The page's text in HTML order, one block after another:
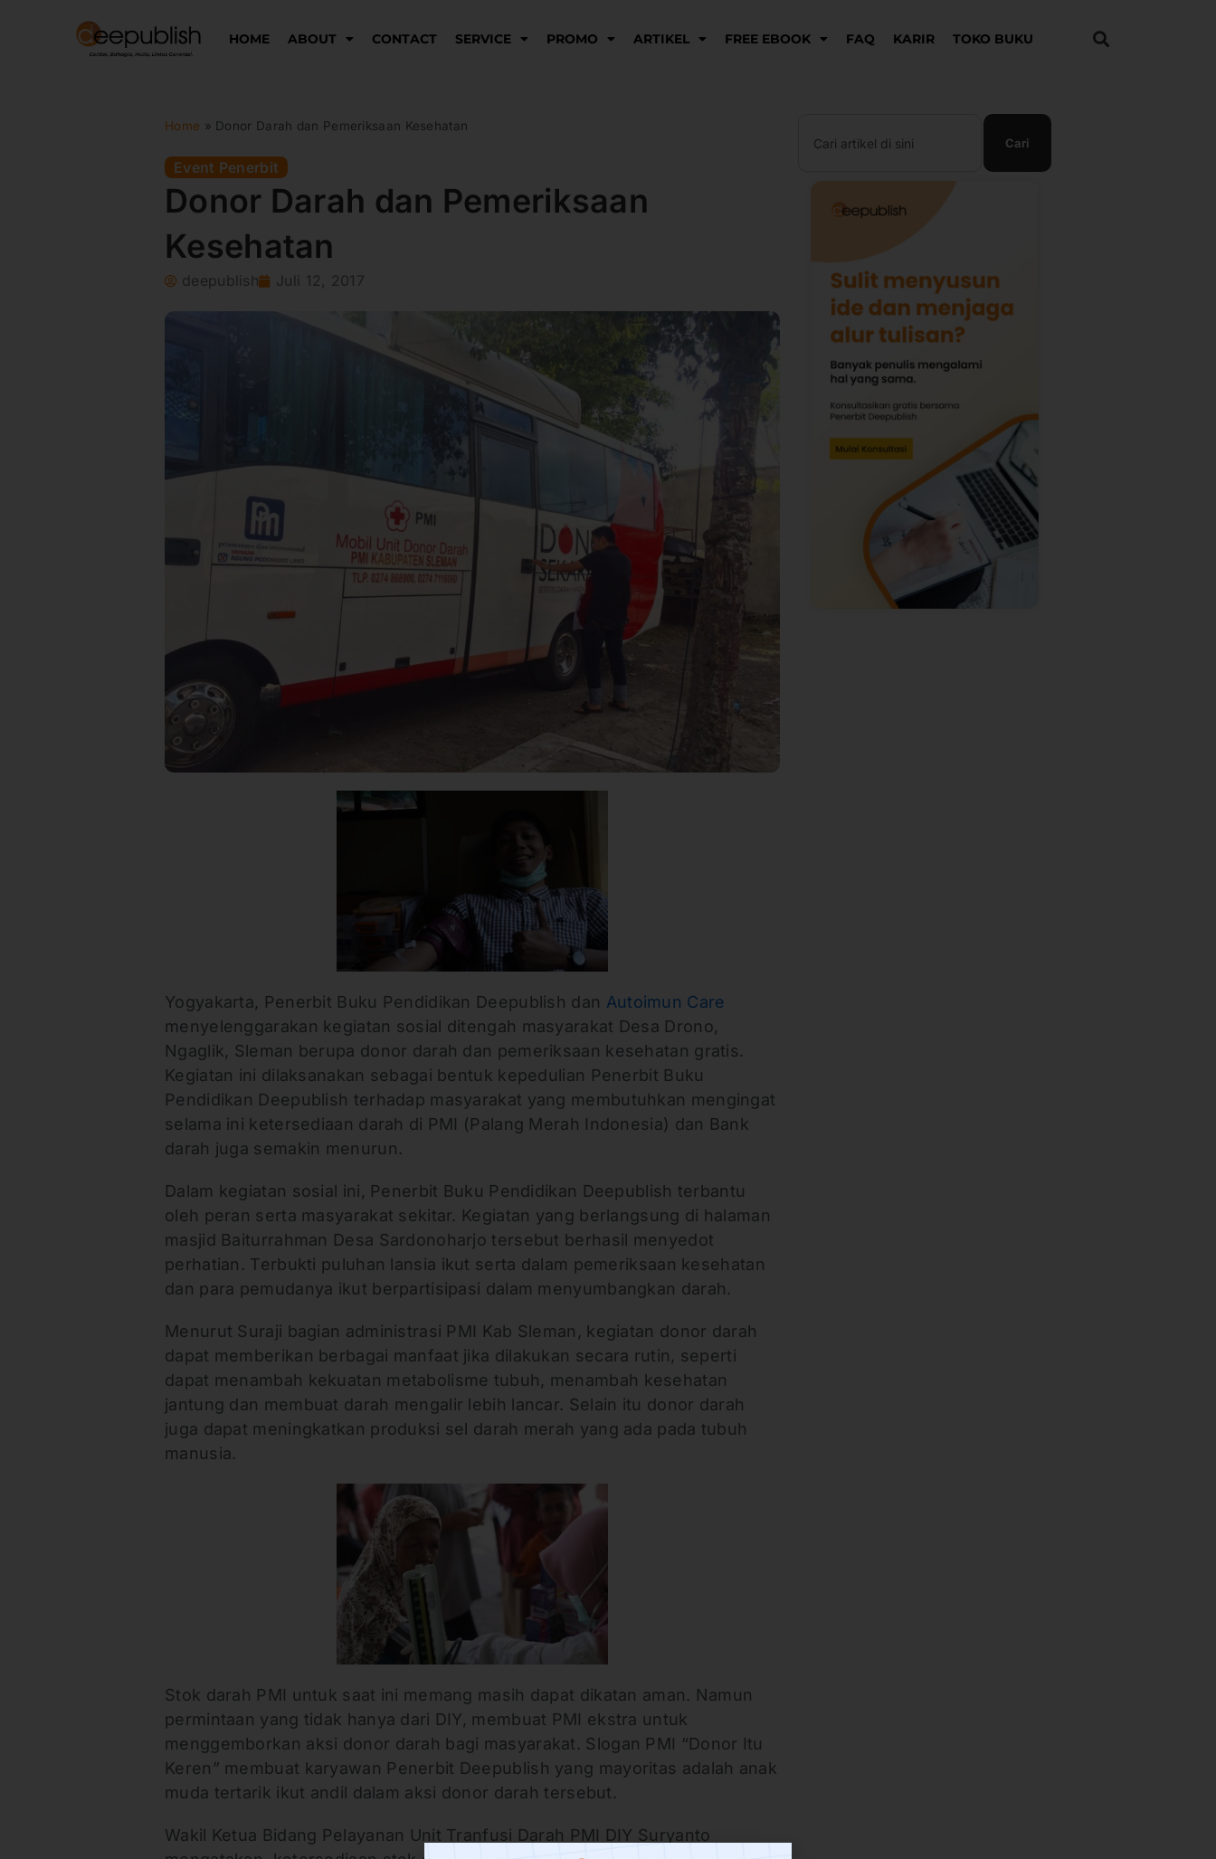
HOME ABOUT CONTACT SERVICE PROMO ARTIKEL FREE EBOOK FAQ KARIR TOKO BUKU
Home » Donor Darah dan Pemeriksaan Kesehatan
Event Penerbit
Donor Darah dan Pemeriksaan
Kesehatan
deepublish Juli 12, 2017
Yogyakarta, Penerbit Buku Pendidikan Deepublish dan Autoimun Care
menyelenggarakan kegiatan sosial ditengah masyarakat Desa Drono,
Ngaglik, Sleman berupa donor darah dan pemeriksaan kesehatan gratis.
Kegiatan ini dilaksanakan sebagai bentuk kepedulian Penerbit Buku
Pendidikan Deepublish terhadap masyarakat yang membutuhkan mengingat
selama ini ketersediaan darah di PMI (Palang Merah Indonesia) dan Bank
darah juga semakin menurun.
Dalam kegiatan sosial ini, Penerbit Buku Pendidikan Deepublish terbantu
oleh peran serta masyarakat sekitar. Kegiatan yang berlangsung di halaman
masjid Baiturrahman Desa Sardonoharjo tersebut berhasil menyedot
perhatian. Terbukti puluhan lansia ikut serta dalam pemeriksaan kesehatan
dan para pemudanya ikut berpartisipasi dalam menyumbangkan darah.
Menurut Suraji bagian administrasi PMI Kab Sleman, kegiatan donor darah
dapat memberikan berbagai manfaat jika dilakukan secara rutin, seperti
dapat menambah kekuatan metabolisme tubuh, menambah kesehatan
jantung dan membuat darah mengalir lebih lancar. Selain itu donor darah
juga dapat meningkatkan produksi sel darah merah yang ada pada tubuh
manusia.
Stok darah PMI untuk saat ini memang masih dapat dikatan aman. Namun
permintaan yang tidak hanya dari DIY, membuat PMI ekstra untuk
menggemborkan aksi donor darah bagi masyarakat. Slogan PMI “Donor Itu
Keren” membuat karyawan Penerbit Deepublish yang mayoritas adalah anak
muda tertarik ikut andil dalam aksi donor darah tersebut.
Wakil Ketua Bidang Pelayanan Unit Tranfusi Darah PMI DIY Suryanto
Cari